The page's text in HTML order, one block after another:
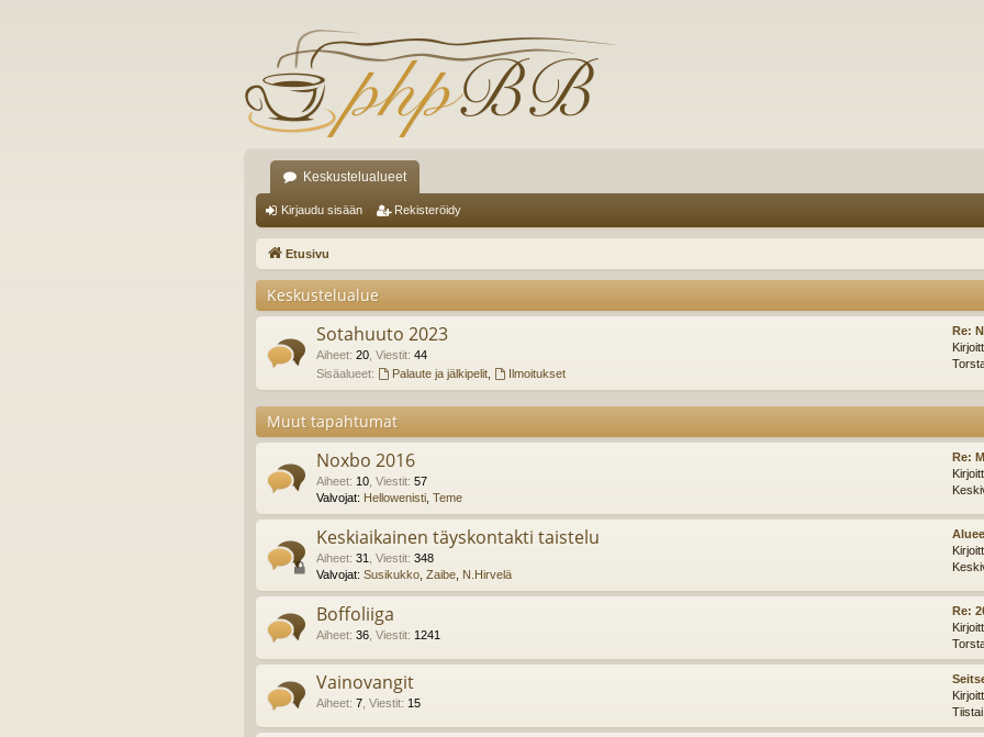
Keskustelualueet
Kirjaudu sisään Rekisteröidy
Etusivu
Keskustelualue
Sotahuuto 2023
Aiheet: 20 Viestit: 44
Sisäalueet:
Palaute ja jälkipelit, Ilmoitukset
Re:
Muut tapahtumat
Noxbo 2016
Aiheet: 10 Viestit: 57
Valvojat: Hellowenisti Teme
Re:
Keskiaikainen täyskontakti taistelu
Aiheet: 31 Viestit: 348
Valvojat: Susikukko Zaibe N.Hirvelä
Boffoliiga
Aiheet: 36 Viestit: 1241
Re:
Vainovangit
Aiheet: 7 Viestit: 15